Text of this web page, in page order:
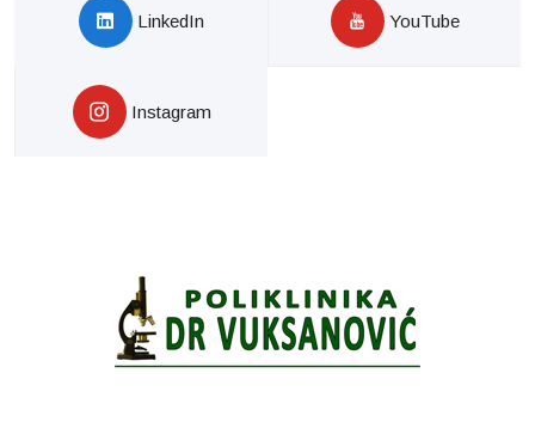
LinkedIn YouTube
Instagram